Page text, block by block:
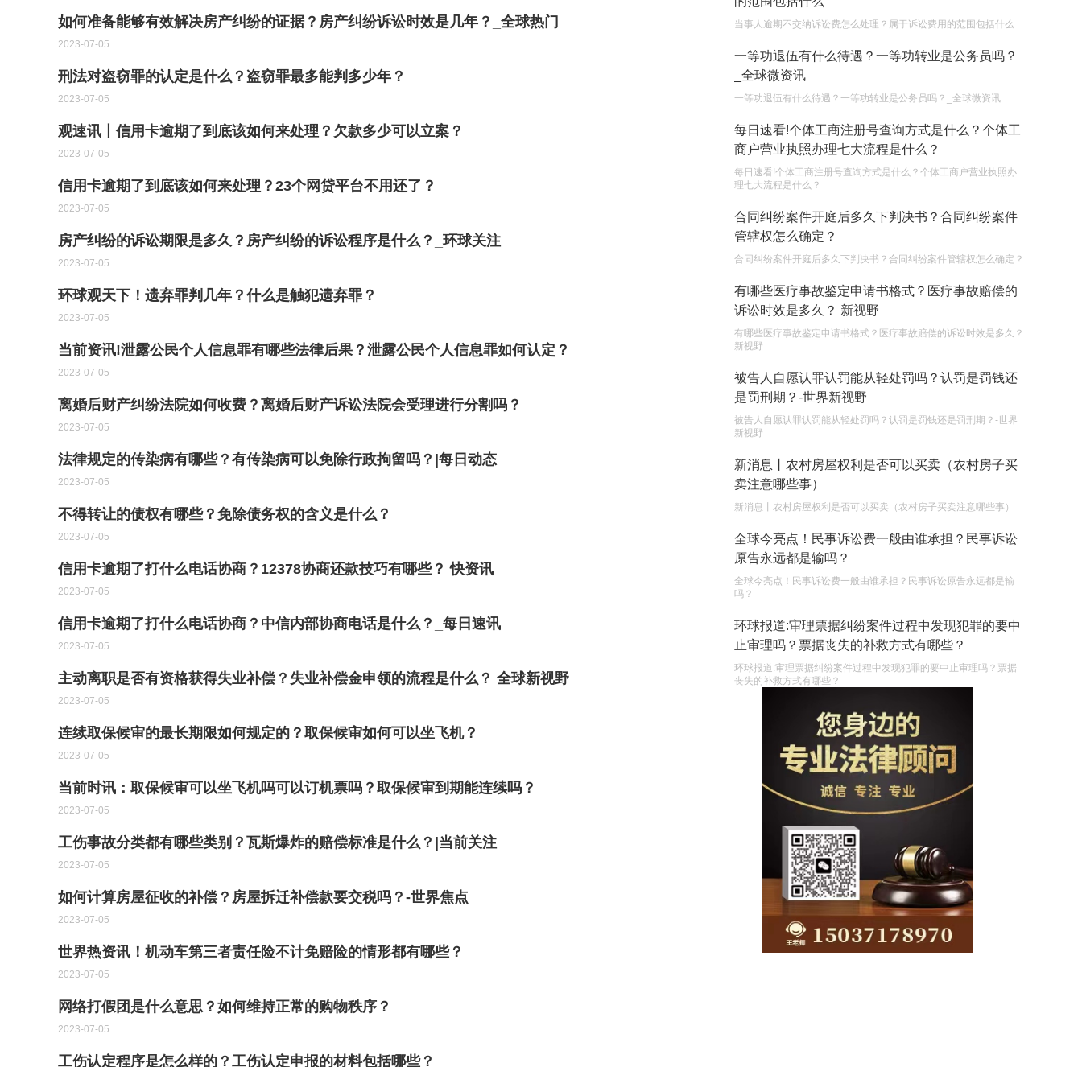
如何准备能够有效解决房产纠纷的证据？房产纠纷诉讼时效是几年？_全球热门
2023-07-05
刑法对盗窃罪的认定是什么？盗窃罪最多能判多少年？
2023-07-05
观速讯丨信用卡逾期了到底该如何来处理？欠款多少可以立案？
2023-07-05
信用卡逾期了到底该如何来处理？23个网贷平台不用还了？
2023-07-05
房产纠纷的诉讼期限是多久？房产纠纷的诉讼程序是什么？_环球关注
2023-07-05
环球观天下！遗弃罪判几年？什么是触犯遗弃罪？
2023-07-05
当前资讯!泄露公民个人信息罪有哪些法律后果？泄露公民个人信息罪如何认定？
2023-07-05
离婚后财产纠纷法院如何收费？离婚后财产诉讼法院会受理进行分割吗？
2023-07-05
法律规定的传染病有哪些？有传染病可以免除行政拘留吗？|每日动态
2023-07-05
不得转让的债权有哪些？免除债务权的含义是什么？
2023-07-05
信用卡逾期了打什么电话协商？12378协商还款技巧有哪些？ 快资讯
2023-07-05
信用卡逾期了打什么电话协商？中信内部协商电话是什么？_每日速讯
2023-07-05
主动离职是否有资格获得失业补偿？失业补偿金申领的流程是什么？ 全球新视野
2023-07-05
连续取保候审的最长期限如何规定的？取保候审如何可以坐飞机？
2023-07-05
当前时讯：取保候审可以坐飞机吗可以订机票吗？取保候审到期能连续吗？
2023-07-05
工伤事故分类都有哪些类别？瓦斯爆炸的赔偿标准是什么？|当前关注
2023-07-05
如何计算房屋征收的补偿？房屋拆迁补偿款要交税吗？-世界焦点
2023-07-05
世界热资讯！机动车第三者责任险不计免赔险的情形都有哪些？
2023-07-05
网络打假团是什么意思？如何维持正常的购物秩序？
2023-07-05
工伤认定程序是怎么样的？工伤认定申报的材料包括哪些？
遗产继承必须要公证吗？
2023-05-05
当事人逾期不交纳诉讼费怎么处理？属于诉讼费用的范围包括什么
一等功退伍有什么待遇？一等功转业是公务员吗？
_全球微资讯
一等功退伍有什么待遇？一等功转业是公务员吗？_全球微资讯
每日速看!个体工商注册号查询方式是什么？个体工
商户营业执照办理七大流程是什么？
每日速看!个体工商注册号查询方式是什么？个体工商户营业执照办
理七大流程是什么？
合同纠纷案件开庭后多久下判决书？合同纠纷案件
管辖权怎么确定？
合同纠纷案件开庭后多久下判决书？合同纠纷案件管辖权怎么确定？
有哪些医疗事故鉴定申请书格式？医疗事故赔偿的
诉讼时效是多久？ 新视野
有哪些医疗事故鉴定申请书格式？医疗事故赔偿的诉讼时效是多久？
新视野
被告人自愿认罪认罚能从轻处罚吗？认罚是罚钱还
是罚刑期？-世界新视野
被告人自愿认罪认罚能从轻处罚吗？认罚是罚钱还是罚刑期？-世界
新视野
新消息丨农村房屋权利是否可以买卖（农村房子买
卖注意哪些事）
新消息丨农村房屋权利是否可以买卖（农村房子买卖注意哪些事）
全球今亮点！民事诉讼费一般由谁承担？民事诉讼
原告永远都是输吗？
全球今亮点！民事诉讼费一般由谁承担？民事诉讼原告永远都是输
吗？
环球报道:审理票据纠纷案件过程中发现犯罪的要中
止审理吗？票据丧失的补救方式有哪些？
环球报道:审理票据纠纷案件过程中发现犯罪的要中止审理吗？票据
丧失的补救方式有哪些？